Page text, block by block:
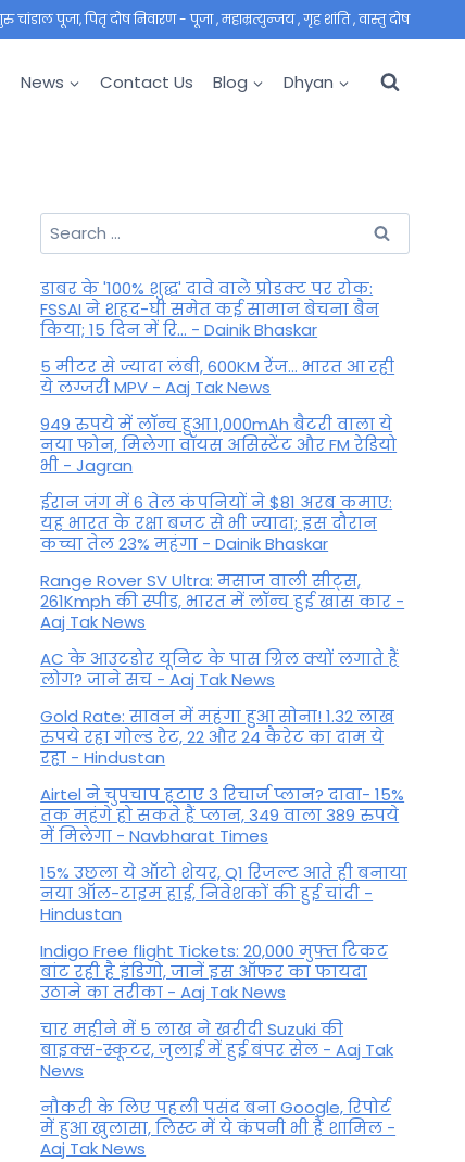
पूजा, पितृ दोष निवारण - पूजा , महाम्रत्युन्जय , गृह शांति , वास्तु दोष
News Contact Us Blog Dhyan
Search
for:
डाबर के '100% शुद्ध' दावे वाले प्रोडक्ट पर रोक:
FSSAI ने शहद-घी समेत कई सामान बेचना बैन
किया; 15 दिन में रि... - Dainik Bhaskar
5 मीटर से ज्यादा लंबी, 600KM रेंज... भारत आ रही
ये लग्जरी MPV - Aaj Tak News
949 रुपये में लॉन्च हुआ 1,000mAh बैटरी वाला ये
नया फोन, मिलेगा वॉयस असिस्टेंट और FM रेडियो
भी - Jagran
ईरान जंग में 6 तेल कंपनियों ने $81 अरब कमाए:
यह भारत के रक्षा बजट से भी ज्यादा; इस दौरान
कच्चा तेल 23% महंगा - Dainik Bhaskar
Range Rover SV Ultra: मसाज वाली सीट्स,
261Kmph की स्पीड, भारत में लॉन्च हुई खास कार -
Aaj Tak News
AC के आउटडोर यूनिट के पास ग्रिल क्यों लगाते हैं
लोग? जाने सच - Aaj Tak News
Gold Rate: सावन में महंगा हुआ सोना! 1.32 लाख
रुपये रहा गोल्ड रेट, 22 और 24 कैरेट का दाम ये
रहा - Hindustan
Airtel ने चुपचाप हटाए 3 रिचार्ज प्लान? दावा- 15%
तक महंगे हो सकते हैं प्लान, 349 वाला 389 रुपये
में मिलेगा - Navbharat Times
15% उछला ये ऑटो शेयर, Q1 रिजल्ट आते ही बनाया
नया ऑल-टाइम हाई, निवेशकों की हुई चांदी -
Hindustan
Indigo Free flight Tickets: 20,000 मुफ्त टिकट
बांट रही है इंडिगो, जानें इस ऑफर का फायदा
उठाने का तरीका - Aaj Tak News
चार महीने में 5 लाख ने खरीदी Suzuki की
बाइक्स-स्कूटर, जुलाई में हुई बंपर सेल - Aaj Tak
News
नौकरी के लिए पहली पसंद बना Google, रिपोर्ट
में हुआ खुलासा, लिस्ट में ये कंपनी भी हैं शामिल -
Aaj Tak News